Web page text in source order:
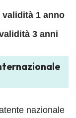
validità 1 anno
3 anni
nazionale